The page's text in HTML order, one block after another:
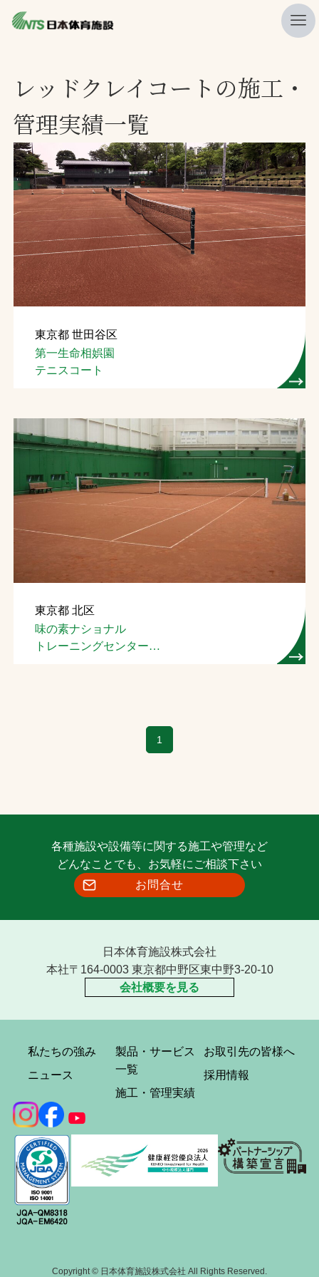
ニュース
プレスリリース
レポート
製品・サービス一覧
施工・管理実績一覧
会社概要
採用情報
検索
お問合せ
プライバシーポリシー
ソーシャルメディアポリシー
文字の見えづらさや操作にお困りの方へ
レッドクレイコートの施工・
管理実績一覧
東京都 世田谷区
第一生命相娯園
テニスコート
東京都 北区
味の素ナショナル
トレーニングセンター
1
各種施設や設備等に関する施工や管理など
どんなことでも、お気軽にご相談下さい
お問合せ
日本体育施設株式会社
本社〒164-0003 東京都中野区東中野3-20-10
会社概要を見る
私たちの強み
ニュース
製品・サービス
一覧
施工・管理実績
お取引先の皆様へ
採用情報
Copyright © 日本体育施設株式会社 All Rights Reserved.